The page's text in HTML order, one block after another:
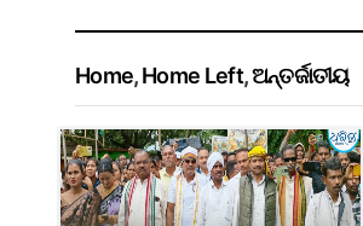
Home,Home Left,ଅନ୍ତର୍ଜାତୀୟ